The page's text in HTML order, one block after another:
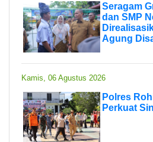
Seragam
dan SMP
Agung
Kamis, 06 Agustus 2026
Polres
Perkuat